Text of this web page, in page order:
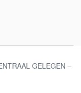
GELEGEN –